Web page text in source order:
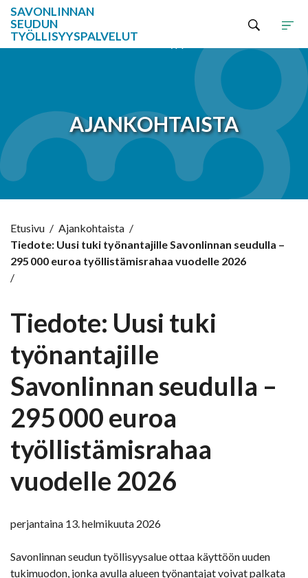
SAVONLINNAN
SEUDUN
TYÖLLISYYSPALVELUT
AJANKOHTAISTA
Etusivu / Ajankohtaista /
Tiedote: Uusi tuki työnantajille Savonlinnan seudulla –
295 000 euroa työllistämisrahaa vuodelle 2026
/
Tiedote: Uusi tuki
työnantajille
Savonlinnan seudulla –
295 000 euroa
työllistämisrahaa
vuodelle 2026
perjantaina 13. helmikuuta 2026
Savonlinnan seudun työllisyysalue ottaa käyttöön uuden
tukimuodon, jonka avulla alueen työnantajat voivat palkata